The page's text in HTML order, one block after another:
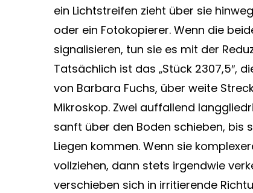
ein Lichtstreifen zieht über sie
oder ein Fotokopierer. Wenn die
signalisieren, tun sie es mit der
Tatsächlich ist das „Stück 2307,5″,
von Barbara Fuchs, über weite
Mikroskop. Zwei auffallend
sanft über den Boden schieben, bis
Liegen kommen. Wenn sie
vollziehen, dann stets irgendwie
verschieben sich in irritierende